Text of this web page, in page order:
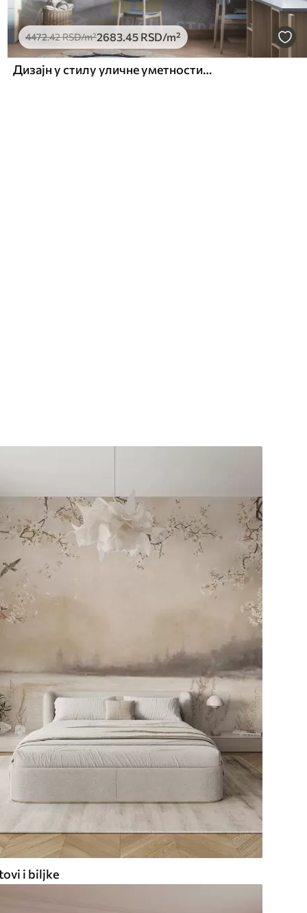
4472.42RSD/m²2683.45 RSD/m²
Дизајн у стилу уличне уметности са жутим натписима на позадини бетонског зида
i biljke